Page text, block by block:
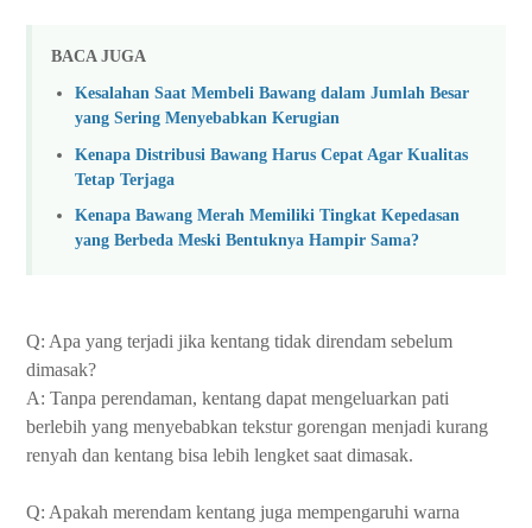
BACA JUGA
Kesalahan Saat Membeli Bawang dalam Jumlah Besar
yang Sering Menyebabkan Kerugian
Kenapa Distribusi Bawang Harus Cepat Agar Kualitas
Tetap Terjaga
Kenapa Bawang Merah Memiliki Tingkat Kepedasan
yang Berbeda Meski Bentuknya Hampir Sama?
Q: Apa yang terjadi jika kentang tidak direndam sebelum
dimasak?
A: Tanpa perendaman, kentang dapat mengeluarkan pati
berlebih yang menyebabkan tekstur gorengan menjadi kurang
renyah dan kentang bisa lebih lengket saat dimasak.
Q: Apakah merendam kentang juga mempengaruhi warna